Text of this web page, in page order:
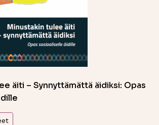
äiti – Synnyttämättä äidiksi: Opas